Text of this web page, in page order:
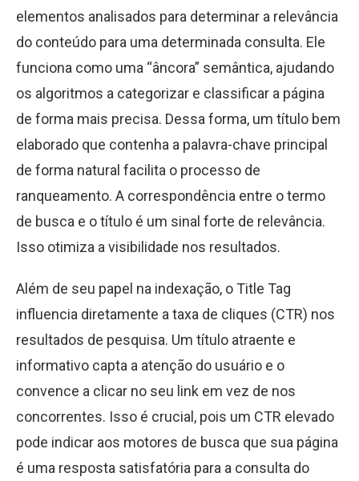
elementos analisados para determinar a relevância
do conteúdo para uma determinada consulta. Ele
funciona como uma “âncora” semântica, ajudando
os algoritmos a categorizar e classificar a página
de forma mais precisa. Dessa forma, um título bem
elaborado que contenha a palavra-chave principal
de forma natural facilita o processo de
ranqueamento. A correspondência entre o termo
de busca e o título é um sinal forte de relevância.
Isso otimiza a visibilidade nos resultados.
Além de seu papel na indexação, o Title Tag
influencia diretamente a taxa de cliques (CTR) nos
resultados de pesquisa. Um título atraente e
informativo capta a atenção do usuário e o
convence a clicar no seu link em vez de nos
concorrentes. Isso é crucial, pois um CTR elevado
pode indicar aos motores de busca que sua página
é uma resposta satisfatória para a consulta do